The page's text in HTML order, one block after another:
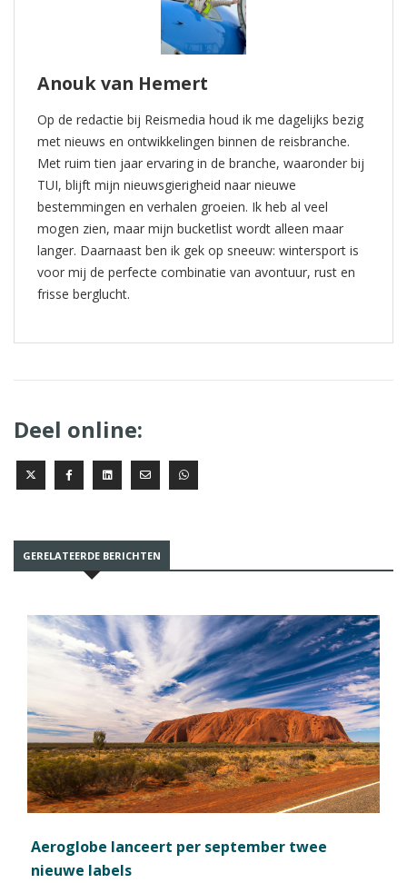
Anouk van Hemert
Op de redactie bij Reismedia houd ik me dagelijks bezig
met nieuws en ontwikkelingen binnen de reisbranche.
Met ruim tien jaar ervaring in de branche, waaronder bij
TUI, blijft mijn nieuwsgierigheid naar nieuwe
bestemmingen en verhalen groeien. Ik heb al veel
mogen zien, maar mijn bucketlist wordt alleen maar
langer. Daarnaast ben ik gek op sneeuw: wintersport is
voor mij de perfecte combinatie van avontuur, rust en
frisse berglucht.
Deel online:
GERELATEERDE BERICHTEN
Aeroglobe lanceert per september twee
nieuwe labels